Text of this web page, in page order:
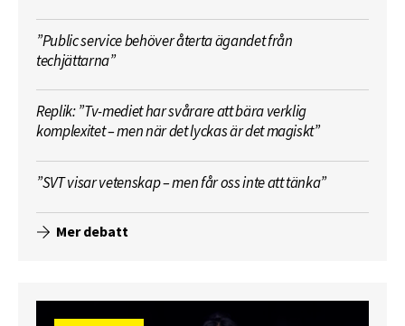
”Public service behöver återta ägandet från
techjättarna”
Replik: ”Tv-mediet har svårare att bära verklig
komplexitet – men när det lyckas är det magiskt”
”SVT visar vetenskap – men får oss inte att tänka”
Mer debatt